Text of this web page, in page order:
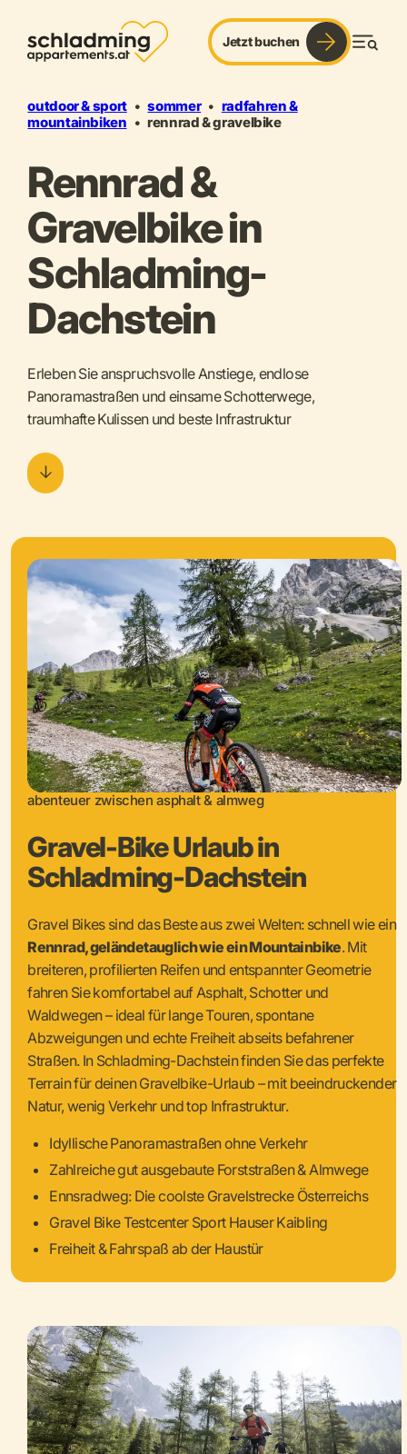
Jetzt buchen
outdoor & sport • sommer • radfahren &
mountainbiken • rennrad & gravelbike
Rennrad &
Gravelbike in
Schladming-
Dachstein
Erleben Sie anspruchsvolle Anstiege, endlose
Panoramastraßen und einsame Schotterwege,
traumhafte Kulissen und beste Infrastruktur
ride. explore. repeat.
abenteuer zwischen asphalt & almweg
Gravel-Bike Urlaub in
Schladming-Dachstein
Gravel Bikes sind das Beste aus zwei Welten: schnell wie ein
Rennrad, geländetauglich wie ein Mountainbike. Mit
breiteren, profilierten Reifen und entspannter Geometrie
fahren Sie komfortabel auf Asphalt, Schotter und
Waldwegen – ideal für lange Touren, spontane
Abzweigungen und echte Freiheit abseits befahrener
Straßen. In Schladming-Dachstein finden Sie das perfekte
Terrain für deinen Gravelbike-Urlaub – mit beeindruckender
Natur, wenig Verkehr und top Infrastruktur.
Idyllische Panoramastraßen ohne Verkehr
Zahlreiche gut ausgebaute Forststraßen & Almwege
Ennsradweg: Die coolste Gravelstrecke Österreichs
Gravel Bike Testcenter Sport Hauser Kaibling
Freiheit & Fahrspaß ab der Haustür